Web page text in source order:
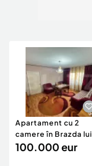
Apartament cu 2
camere în Brazda lui
Novac
100.000 eur